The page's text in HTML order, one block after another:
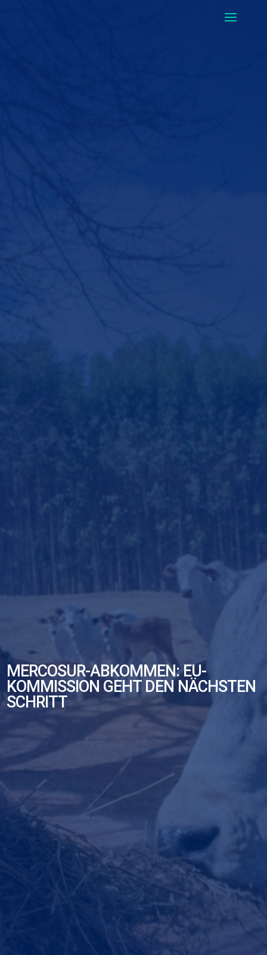
MERCOSUR-ABKOMMEN: EU-
KOMMISSION GEHT DEN NÄCHSTEN
SCHRITT